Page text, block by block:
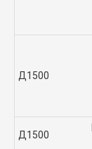
Д1500
Д1500